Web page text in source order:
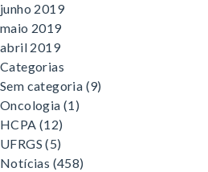
junho 2019
maio 2019
abril 2019
Categorias
Sem categoria (9)
Oncologia (1)
HCPA (12)
UFRGS (5)
Notícias (458)